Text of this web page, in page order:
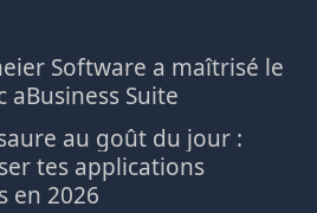
Software a maîtrisé le
aBusiness Suite
au goût du jour :
tes applications
en 2026